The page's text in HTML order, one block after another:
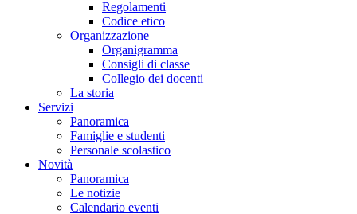
Regolamenti
Codice etico
Organizzazione
Organigramma
Consigli di classe
Collegio dei docenti
La storia
Servizi
Panoramica
Famiglie e studenti
Personale scolastico
Novità
Panoramica
Le notizie
Calendario eventi